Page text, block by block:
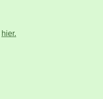
hier.